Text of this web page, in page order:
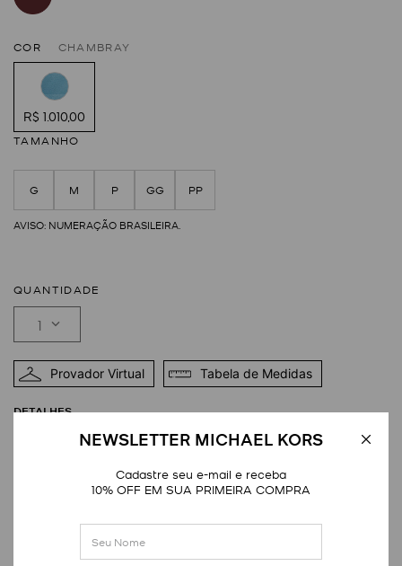
NEWSLETTER MICHAEL KORS
Cadastre seu e-mail e receba
10% OFF EM SUA PRIMEIRA COMPRA
COR CHAMBRAY
R$ 1.010,00
TAMANHO
G M P GG PP
QUANTIDADE
1
Provador Virtual Tabela de Medidas
DETALHES